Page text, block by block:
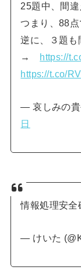
25題中、間違
つまり、88点
逆に、３題も
→ https://
https://t.co/
— 哀しみの
日
情報処理安全
— けいた